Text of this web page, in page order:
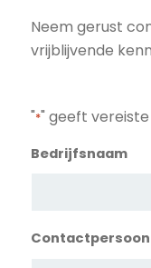
Neem gerust
vrijblijvende
"*" geeft
Bedrijfsnaam
Contactpersoon